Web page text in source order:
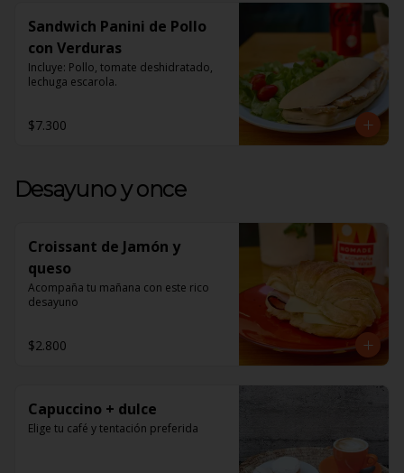
Sandwich Panini de Pollo
con Verduras
Incluye: Pollo, tomate deshidratado,
lechuga escarola.
$7.300
Desayuno y once
Croissant de Jamón y
queso
Acompaña tu mañana con este rico
desayuno
$2.800
Capuccino + dulce
Elige tu café y tentación preferida